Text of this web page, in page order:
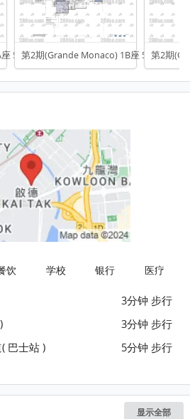
5-32楼
第2期(Grande Monaco) 1B座 5-32楼
第2期
饮 学校 银行 医疗
3分钟 步行
3分钟 步行
巴士站 )
5分钟 步行
显示全部